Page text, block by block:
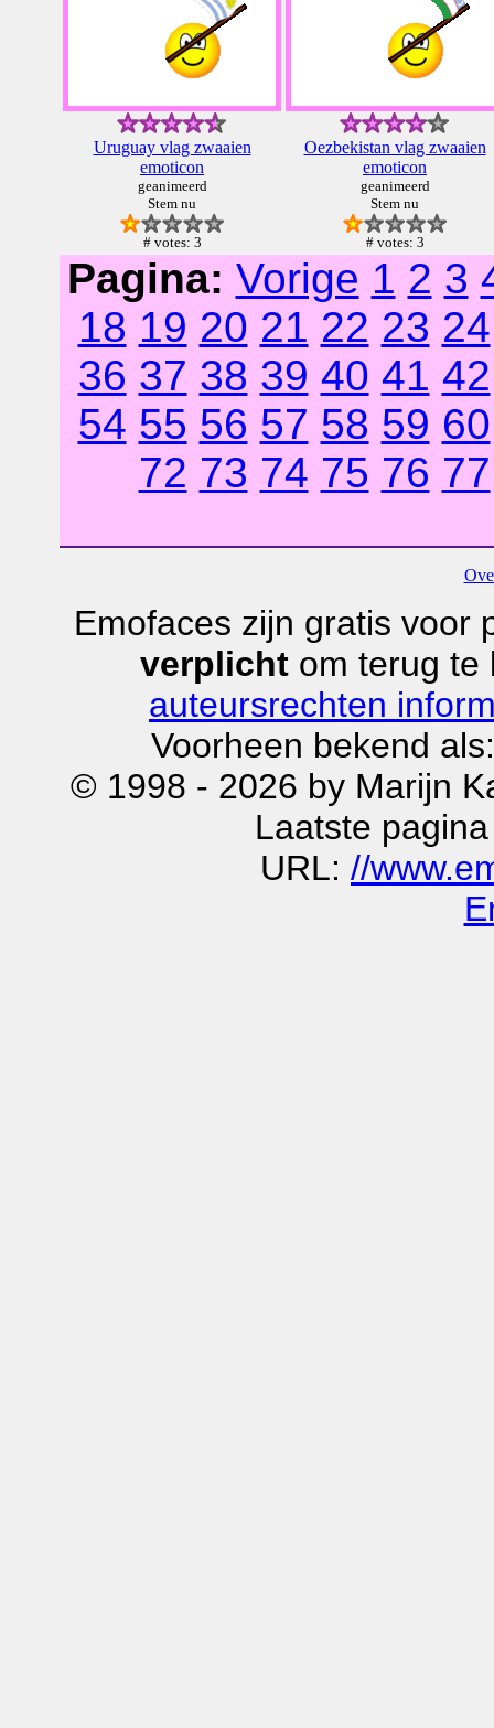
Uruguay vlag zwaaien
emoticon
geanimeerd
Stem nu
# votes: 3
Oezbekistan vlag zwaaien
emoticon
geanimeerd
Stem nu
# votes: 3
Pagina: Vorige 1 2 3
18 19 20 21 22 23 24
36 37 38 39 40 41 42
54 55 56 57 58 59 60
72 73 74 75 76 77
Emofaces zijn gratis voor
verplichtom terug te
auteursrechten
Voorheen bekend
© 1998 - 2026 by Marijn
Laatste
URL: //